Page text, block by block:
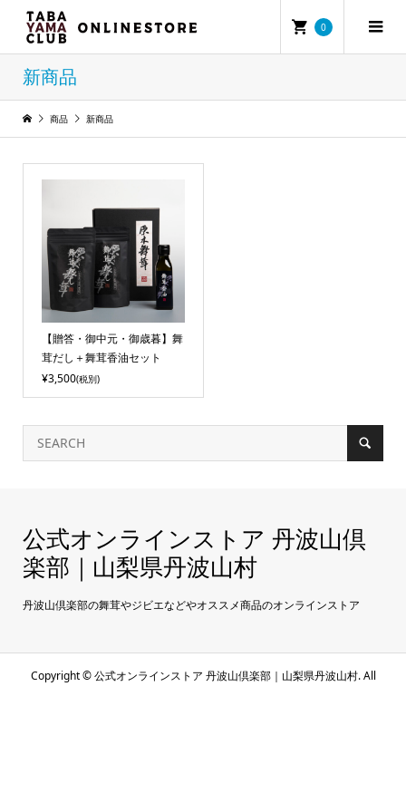
0
新商品
商品 新商品
【贈答・御中元・御歳暮】舞
茸だし＋舞茸香油セット
¥3,500(税別)
公式オンラインストア 丹波山倶
楽部｜山梨県丹波山村
丹波山倶楽部の舞茸やジビエなどやオススメ商品のオンラインストア
Copyright ©公式オンラインストア 丹波山倶楽部｜山梨県丹波山村. All